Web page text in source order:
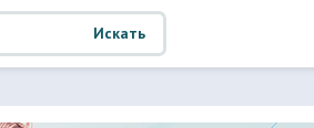
Искать